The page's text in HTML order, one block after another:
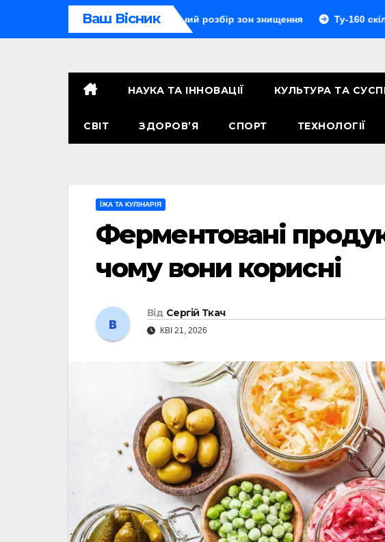
Ваш Вісник
радіус ураження: детальний розбір зон знищення Ту-160 скільки
НАУКА ТА ІННОВАЦІЇ КУЛЬТУРА ТА
СВІТ ЗДОРОВ’Я СПОРТ ТЕХНОЛОГІЇ
ЇЖА ТА КУЛІНАРІЯ
Ферментовані
чому вони корисні
Від Сергій Ткач
КВІ 21, 2026